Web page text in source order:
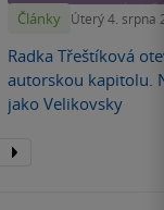
Články Úterý 4. srpna
Radka Třeštíková
autorskou kapitolu.
jako Velikovsky